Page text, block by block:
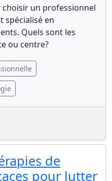
un professionnel
spécialisé en
Quels sont les
ou centre?
de
pour lutter